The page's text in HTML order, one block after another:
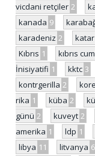
vicdani retçiler 2
kanada 9
karadeniz 2 katar
Kıbrıs 1 kıbrıs
İnisiyatifi 1 kktc 3
kontrgerilla 2 kore
rika 1 küba 2
günü 2 kuveyt 2
amerika 1 ldp 1
libya 11 litvanya 6